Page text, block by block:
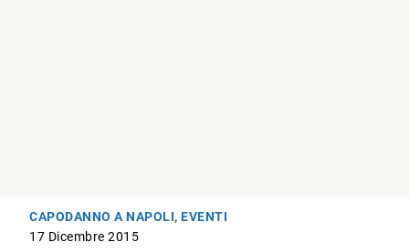
CAPODANNO A NAPOLI,EVENTI
17 Dicembre 2015